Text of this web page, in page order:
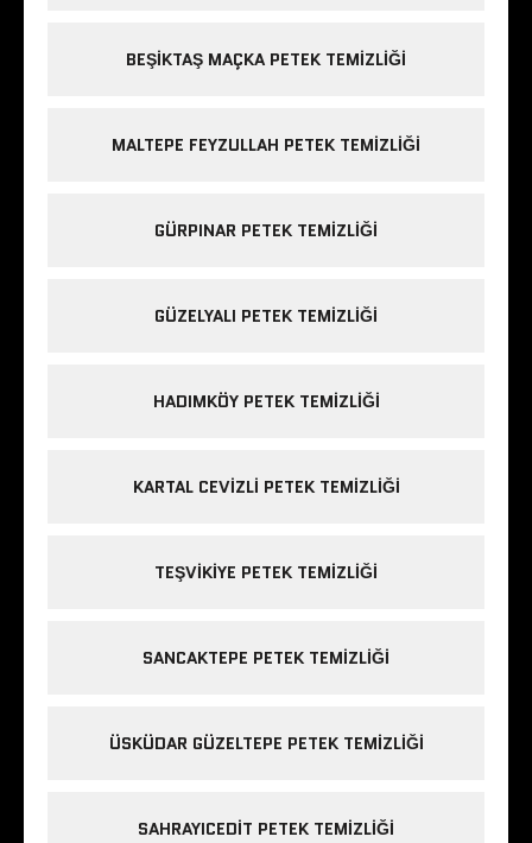
BEŞIKTAŞ MAÇKA PETEK TEMIZLIĞI
MALTEPE FEYZULLAH PETEK TEMIZLIĞI
GÜRPINAR PETEK TEMIZLIĞI
GÜZELYALI PETEK TEMIZLIĞI
HADIMKÖY PETEK TEMIZLIĞI
KARTAL CEVIZLI PETEK TEMIZLIĞI
TEŞVIKIYE PETEK TEMIZLIĞI
SANCAKTEPE PETEK TEMIZLIĞI
ÜSKÜDAR GÜZELTEPE PETEK TEMIZLIĞI
SAHRAYICEDIT PETEK TEMIZLIĞI